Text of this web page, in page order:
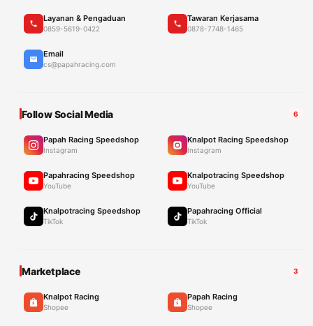
Layanan & Pengaduan
0859-5619-0422
Tawaran Kerjasama
0878-7748-1465
Email
cs@papahracing.com
Follow Social Media 6
Papah Racing Speedshop
Instagram
Knalpot Racing Speedshop
Instagram
Papahracing Speedshop
YouTube
Knalpotracing Speedshop
YouTube
Knalpotracing Speedshop
TikTok
Papahracing Official
TikTok
Marketplace 3
Knalpot Racing
Shopee
Papah Racing
Shopee